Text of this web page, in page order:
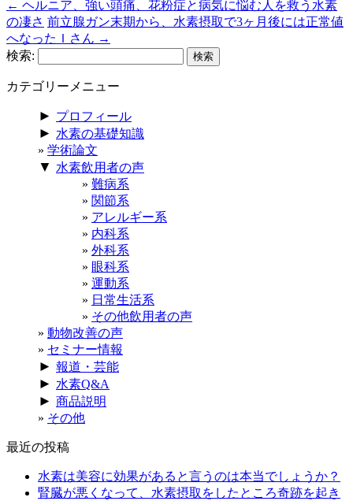
← ヘルニア、強い頭痛、花粉症と病気に悩む人を救う水素
の凄さ 前立腺ガン末期から、水素摂取で3ヶ月後には正常値
へなったＩさん →
検索:
カテゴリーメニュー
► プロフィール
► 水素の基礎知識
学術論文
▼ 水素飲用者の声
難病系
関節系
アレルギー系
内科系
外科系
眼科系
運動系
日常生活系
その他飲用者の声
動物改善の声
セミナー情報
► 報道・芸能
► 水素Q&A
► 商品説明
その他
最近の投稿
水素は美容に効果があると言うのは本当でしょうか？
腎臓が悪くなって、水素摂取をしたところ奇跡を起き